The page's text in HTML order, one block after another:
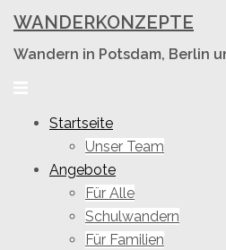
content
WANDERKONZEPTE
Wandern in Potsdam, Berlin
Startseite
Unser Team
Angebote
Für Alle
Schulwandern
Für Familien